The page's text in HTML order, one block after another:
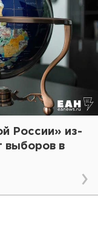
России» из-
выборов в